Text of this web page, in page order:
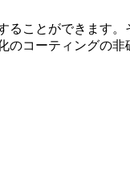
ることができます
のコーティングの